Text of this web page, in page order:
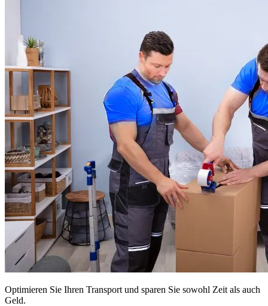
Optimieren Sie Ihren Transport und sparen Sie sowohl Zeit als auch
Geld.